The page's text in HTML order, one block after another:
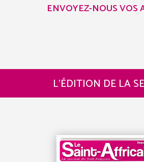
ENVOYEZ-NOUS VOS
L’ÉDITION DE LA